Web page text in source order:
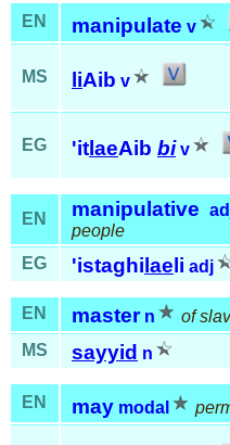
EN manipulate v
MS liAib v
EG 'it laeAib bi v
EN manipulative
people
EG
'istaghi lae li adj
EN master n
of
MS
sayyid n
EN may modal